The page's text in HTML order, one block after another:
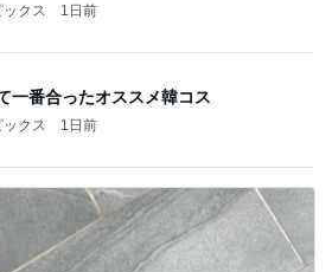
クス 1日前
一番合ったオススメ韓コス
クス 1日前